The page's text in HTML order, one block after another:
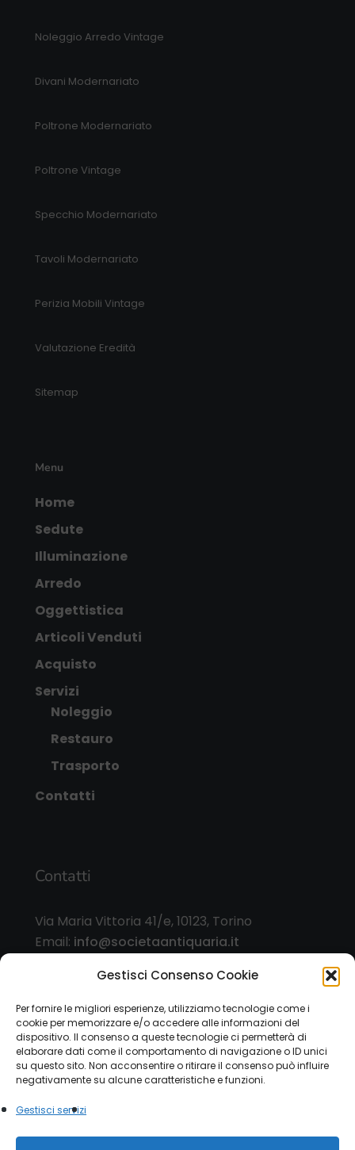
Gestisci Consenso Cookie
Per fornire le migliori esperienze, utilizziamo tecnologie come i
cookie per memorizzare e/o accedere alle informazioni del
dispositivo. Il consenso a queste tecnologie ci permetterà di
elaborare dati come il comportamento di navigazione o ID unici
su questo sito. Non acconsentire o ritirare il consenso può influire
negativamente su alcune caratteristiche e funzioni.
Gestisci servizi
Noleggio Arredo Vintage
Divani Modernariato
Poltrone Modernariato
Poltrone Vintage
Specchio Modernariato
Tavoli Modernariato
Perizia Mobili Vintage
Valutazione Eredità
Sitemap
Menu
Home
Sedute
Illuminazione
Arredo
Oggettistica
Articoli Venduti
Acquisto
Servizi
Noleggio
Restauro
Trasporto
Contatti
Contatti
Via Maria Vittoria 41/e, 10123, Torino
Email: info@societaantiquaria.it
Orari:
dal lunedì al sabato, 9.00/13.00 – 15.30/19.30, o
su appuntamento